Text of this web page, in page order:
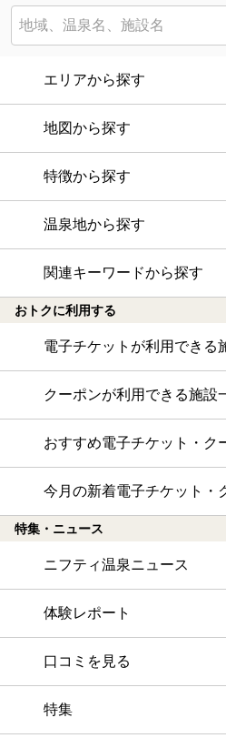
エリアから探す
地図から探す
特徴から探す
温泉地から探す
関連キーワードから探す
おトクに利用する
電子チケットが利用できる
クーポンが利用できる施設
おすすめ電子チケット・ク
今月の新着電子チケット・
特集・ニュース
ニフティ温泉ニュース
体験レポート
口コミを見る
特集